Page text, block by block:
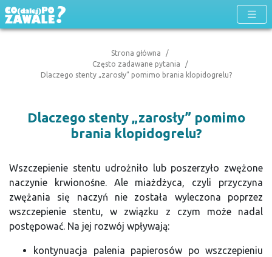
Strona główna
Często zadawane pytania
Dlaczego stenty „zarosły” pomimo brania klopidogrelu?
Dlaczego stenty „zarosły” pomimo
brania klopidogrelu?
Wszczepienie stentu udrożniło lub poszerzyło zwężone
naczynie krwionośne. Ale miażdżyca, czyli przyczyna
zwężania się naczyń nie została wyleczona poprzez
wszczepienie stentu, w związku z czym może nadal
postępować. Na jej rozwój wpływają:
kontynuacja palenia papierosów po wszczepieniu